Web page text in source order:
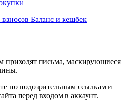
Баланс и кешбек
приходят письма, маскирующиеся
по подозрительным ссылкам и
перед входом в аккаунт.